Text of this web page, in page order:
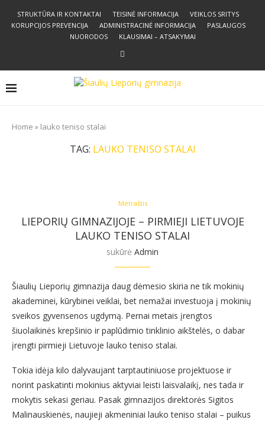
STRUKTŪRA IR KONTAKTAI TEISINĖ INFORMACIJA
VEIKLOS SRITYS
KORUPCIJOS PREVENCIJA
ADMINISTRACINĖ INFORMACIJA
PASLAUGOS
NUORODOS
KLAUSIMAI – ATSAKYMAI
Home » lauko teniso stalai
TAG: LAUKO TENISO STALAI
Metraštis
LIEPORIŲ GIMNAZIJOJE – PIRMIEJI LIETUVOJE
LAUKO TENISO STALAI
sukūrė Admin
Šiaulių Lieporių gimnazija daug dėmesio skiria ne tik mokinių
akademinei, kūrybinei veiklai, bet nemažai investuoja į mokinių
sveikos gyvensenos ugdymą. Pernai metais įrengtos
šiuolaikinės krepšinio ir paplūdimio tinklinio aikštelės, o dabar
įrengti pirmieji Lietuvoje lauko teniso stalai.
Tokia idėja kilo dalyvaujant tarptautiniuose projektuose ir
norint paskatinti mokinius aktyviai leisti laisvalaikį, nes tada ir
mokytis sekasi geriau. Pasak gimnazijos direktorės Sigitos
Malinauskienės, naujieji akmeniniai lauko teniso stalai – puikus